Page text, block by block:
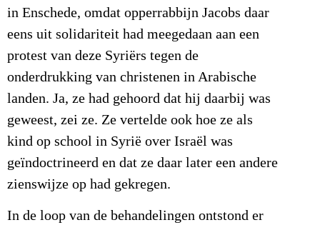
in Enschede, omdat opperrabbijn Jacobs daar
eens uit solidariteit had meegedaan aan een
protest van deze Syriërs tegen de
onderdrukking van christenen in Arabische
landen. Ja, ze had gehoord dat hij daarbij was
geweest, zei ze. Ze vertelde ook hoe ze als
kind op school in Syrië over Israël was
geïndoctrineerd en dat ze daar later een andere
zienswijze op had gekregen.
In de loop van de behandelingen ontstond er